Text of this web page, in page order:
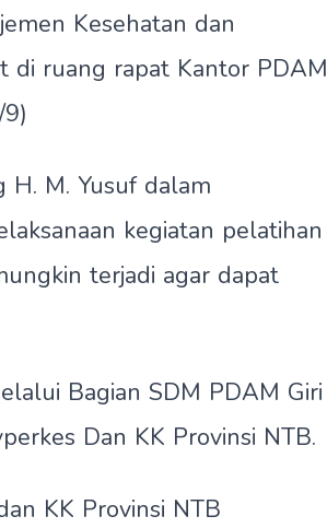
Kesehatan dan
di ruang rapat Kantor PDAM
H. M. Yusuf dalam
kegiatan pelatihan
terjadi agar dapat
Bagian SDM PDAM Giri
Dan KK Provinsi NTB.
KK Provinsi NTB